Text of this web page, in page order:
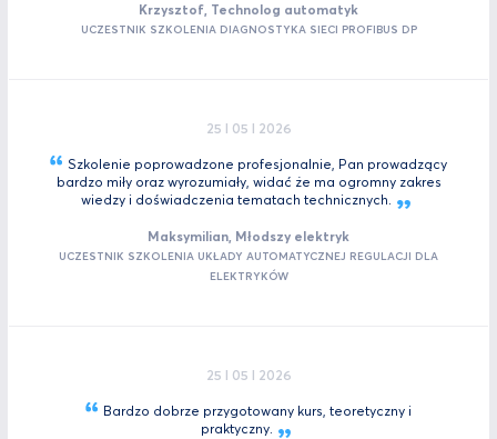
Krzysztof, Technolog automatyk
UCZESTNIK SZKOLENIA DIAGNOSTYKA SIECI PROFIBUS DP
25 I 05 I 2026
Szkolenie poprowadzone profesjonalnie, Pan prowadzący
bardzo miły oraz wyrozumiały, widać że ma ogromny zakres
wiedzy i doświadczenia tematachtechnicznych.
Maksymilian, Młodszy elektryk
UCZESTNIK SZKOLENIA UKŁADY AUTOMATYCZNEJ REGULACJI DLA
ELEKTRYKÓW
25 I 05 I 2026
Bardzo dobrze przygotowany kurs, teoretyczny i
praktyczny.